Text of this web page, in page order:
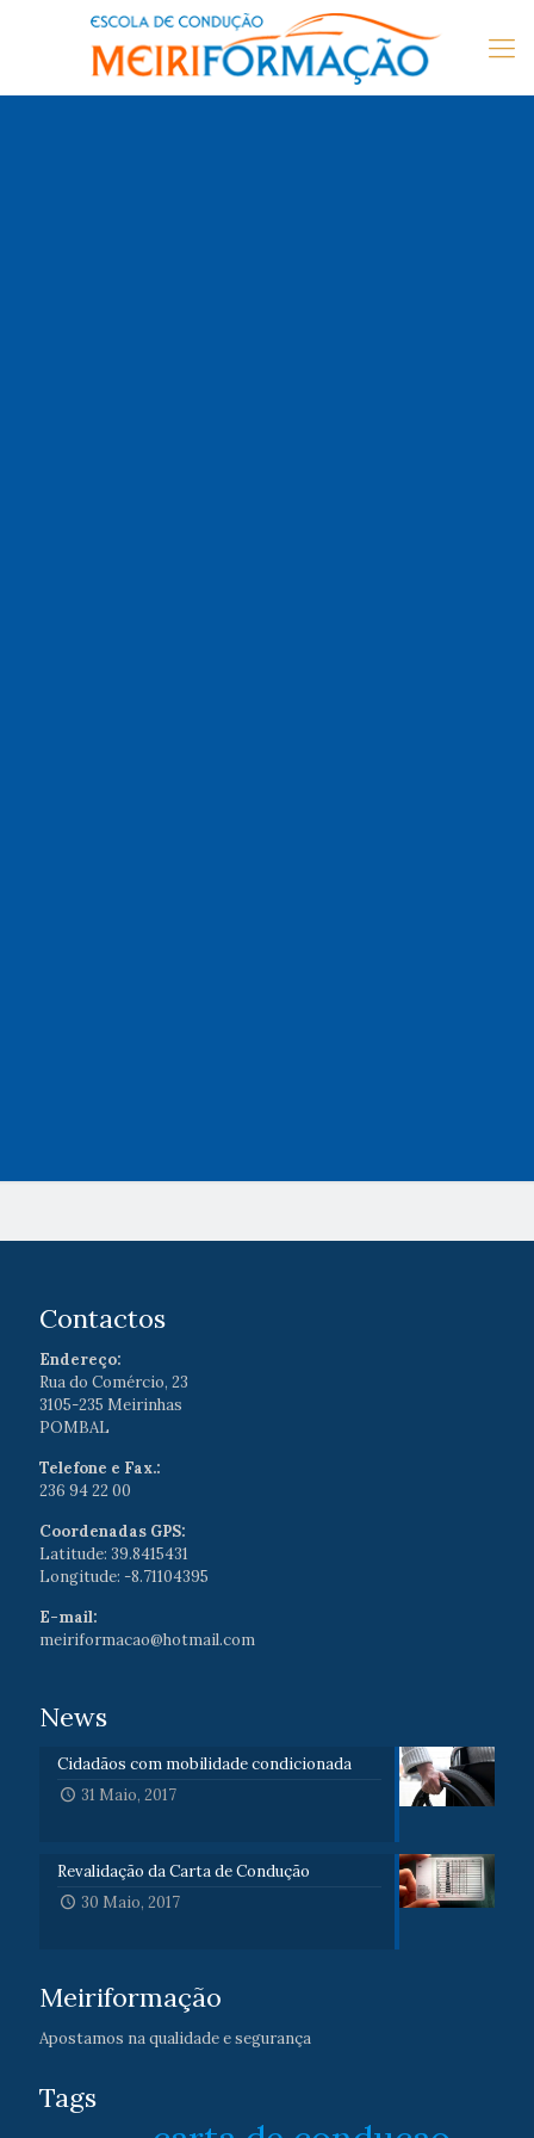
Contactos
Endereço:
Rua do Comércio, 23
3105-235 Meirinhas
POMBAL
Telefone e Fax.:
236 94 22 00
Coordenadas GPS:
Latitude: 39.8415431
Longitude: -8.71104395
E-mail:
meiriformacao@hotmail.com
News
Cidadãos com mobilidade condicionada
31 Maio, 2017
Revalidação da Carta de Condução
30 Maio, 2017
Meiriformação
Apostamos na qualidade e segurança
Tags